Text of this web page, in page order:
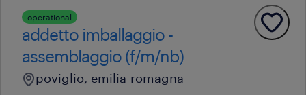
operational
addetto imballaggio -
assemblaggio (f/m/nb)
poviglio, emilia-romagna